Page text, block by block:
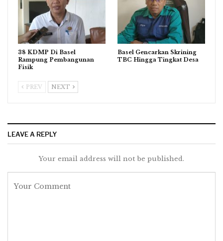
38 KDMP Di Basel
Rampung Pembangunan
Fisik
Basel Gencarkan Skrining
TBC Hingga Tingkat Desa
PREV NEXT
LEAVE A REPLY
Your email address will not be published.